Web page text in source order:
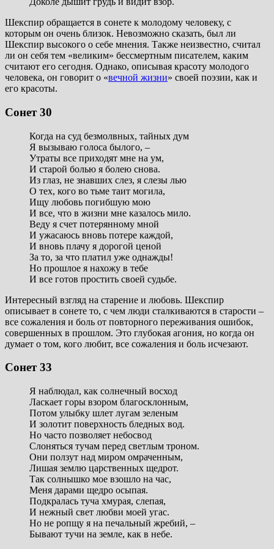
Шекспир обращается в сонете к молодому человеку, с
которым он очень близок. Невозможно сказать, был ли
Шекспир высокого о себе мнения. Также неизвестно, считал
ли он себя тем «великим» бессмертным писателем, каким
считают его сегодня. Однако, описывая красоту молодого
человека, он говорит о «вечной жизни» своей поэзии, как и
его красоты.
Сонет 30
Когда на суд безмолвных, тайных дум
Я вызываю голоса былого, –
Утраты все приходят мне на ум,
И старой болью я болею снова.
Из глаз, не знавших слез, я слезы лью
О тех, кого во тьме таит могила,
Ищу любовь погибшую мою
И все, что в жизни мне казалось мило.
Веду я счет потерянному мной
И ужасаюсь вновь потере каждой,
И вновь плачу я дорогой ценой
За то, за что платил уже однажды!
Но прошлое я нахожу в тебе
И все готов простить своей судьбе.
Интересный взгляд на старение и любовь. Шекспир
описывает в сонете то, с чем люди сталкиваются в старости –
все сожаления и боль от повторного переживания ошибок,
совершенных в прошлом. Это глубокая агония, но когда он
думает о том, кого любит, все сожаления и боль исчезают.
Сонет 33
Я наблюдал, как солнечный восход
Ласкает горы взором благосклонным,
Потом улыбку шлет лугам зеленым
И золотит поверхность бледных вод.
Но часто позволяет небосвод
Слоняться тучам перед светлым троном.
Они ползут над миром омраченным,
Лишая землю царственных щедрот.
Так солнышко мое взошло на час,
Меня дарами щедро осыпая.
Подкралась туча хмурая, слепая,
И нежный свет любви моей угас.
Но не ропщу я на печальный жребий, –
Бывают тучи на земле, как в небе.